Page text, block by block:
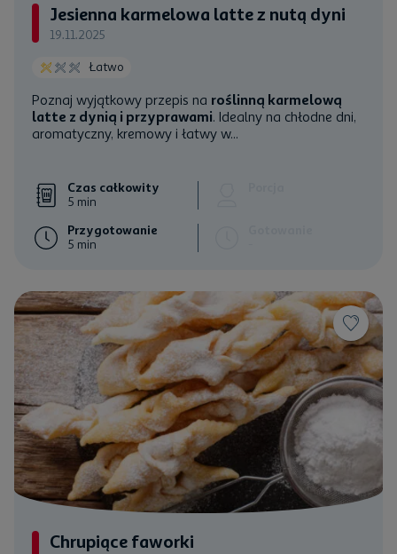
Jesienna karmelowa latte z nutą dyni
19.11.2025
Łatwo
Poznaj wyjątkowy przepis na roślinną karmelową
latte z dynią i przyprawami. Idealny na chłodne dni,
aromatyczny, kremowy i łatwy w...
Czas całkowity
5 min
Przygotowanie
5 min
Chrupiące faworki